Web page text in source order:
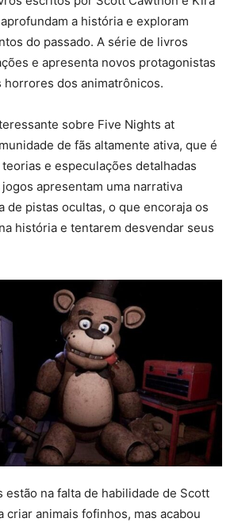
a história e exploram
do passado. A série de livros
e apresenta novos protagonistas
horrores dos animatrônicos.
sobre Five Nights at
de fãs altamente ativa, que é
e especulações detalhadas
apresentam uma narrativa
de pistas ocultas, o que encoraja os
história e tentarem desvendar seus
estão na falta de habilidade de Scott
criar animais fofinhos, mas acabou